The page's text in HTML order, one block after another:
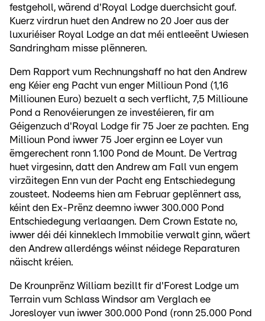
festgeholl, wärend d'Royal Lodge duerchsicht gouf.
Kuerz virdrun huet den Andrew no 20 Joer aus der
luxuriéiser Royal Lodge an dat méi entleeënt Uwiesen
Sandringham misse plënneren.
Dem Rapport vum Rechnungshaff no hat den Andrew
eng Kéier eng Pacht vun enger Millioun Pond (1,16
Milliounen Euro) bezuelt a sech verflicht, 7,5 Millioune
Pond a Renovéierungen ze investéieren, fir am
Géigenzuch d'Royal Lodge fir 75 Joer ze pachten. Eng
Millioun Pond iwwer 75 Joer erginn ee Loyer vun
ëmgerechent ronn 1.100 Pond de Mount. De Vertrag
huet virgesinn, datt den Andrew am Fall vun engem
virzäitegen Enn vun der Pacht eng Entschiedegung
zousteet. Nodeems hien am Februar geplënnert ass,
kéint den Ex-Prënz deemno iwwer 300.000 Pond
Entschiedegung verlaangen. Dem Crown Estate no,
iwwer déi déi kinneklech Immobilie verwalt ginn, wäert
den Andrew allerdéngs wéinst néidege Reparaturen
näischt kréien.
De Krounprënz William bezillt fir d'Forest Lodge um
Terrain vum Schlass Windsor am Verglach ee
Joresloyer vun iwwer 300.000 Pond (ronn 25.000 Pond